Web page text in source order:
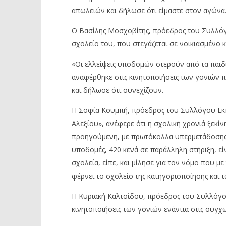
απωλειών και δήλωσε ότι είμαστε στον αγώνα.
Ο Βασίλης Μοσχοβίτης, πρόεδρος του
σχολείο του, που στεγάζεται σε νοικιασμένο
«Οι ελλείψεις υποδομών στερούν από τα
αναφέρθηκε στις κινητοποιήσεις των
και δήλωσε ότι συνεχίζουν.
Η Σοφία Κουμπή, πρόεδρος του Συλλόγου
Αλεξίου», ανέφερε ότι η σχολική χρονιά
προηγούμενη, με πρωτόκολλα
υποδομές, 420 κενά σε παράλληλη στήριξη,
σχολεία, είπε, και μίλησε για τον νόμο που
φέρνει το σχολείο της κατηγοριοποίησης και
Η Κυριακή Καλτσίδου, πρόεδρος του
κινητοποιήσεις των γονιών ενάντια στις